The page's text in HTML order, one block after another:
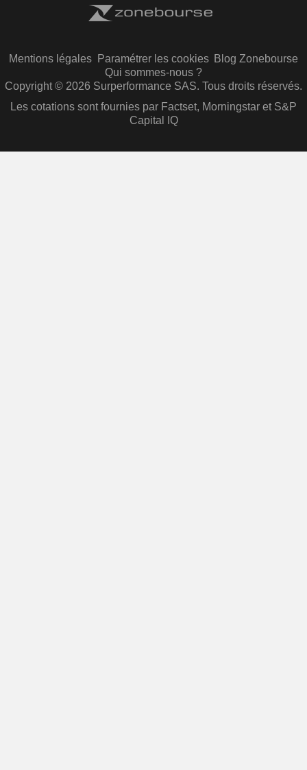
Mentions légales Paramétrer les cookies Blog Zonebourse
Qui sommes-nous ?
Copyright © 2026 Surperformance SAS. Tous droits réservés.
Les cotations sont fournies par Factset, Morningstar et S&P
Capital IQ